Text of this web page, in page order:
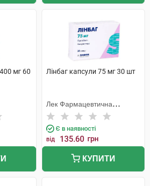
мг 60
Лінбаг капсули 75 мг 30 шт
Лек Фармацевтична
компанія
Є в наявності
від 135.60 грн
КУПИТИ